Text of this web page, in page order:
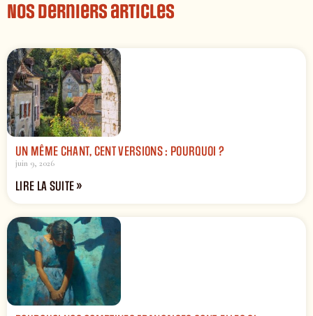
Nos derniers articles
UN MÊME CHANT, CENT VERSIONS : POURQUOI ?
juin 9, 2026
LIRE LA SUITE »